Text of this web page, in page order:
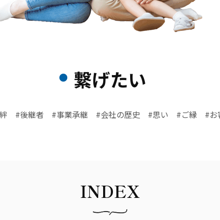
繋げたい
絆 #後継者 #事業承継 #会社の歴史 #思い #ご縁 #お
INDEX